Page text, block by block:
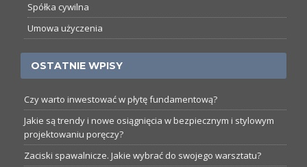
Spółka cywilna
Umowa użyczenia
OSTATNIE WPISY
Czy warto inwestować w płytę fundamentową?
Jakie są trendy i nowe osiągnięcia w bezpiecznym i stylowym
projektowaniu poręczy?
Zaciski spawalnicze. Jakie wybrać do swojego warsztatu?